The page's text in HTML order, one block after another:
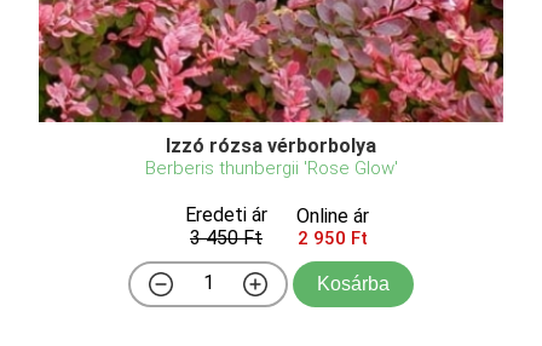
Izzó rózsa vérborbolya
Berberis thunbergii 'Rose Glow'
Eredeti ár
3 450 Ft
Online ár
2 950 Ft
Kosárba